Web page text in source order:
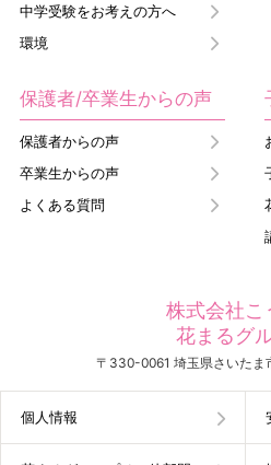
中学受験をお考えの方へ
環境
保護者/卒業生からの声
保護者からの声
卒業生からの声
よくある質問
株式会社こ
花まるグ
〒330-0061 埼玉県さいたま
個人情報